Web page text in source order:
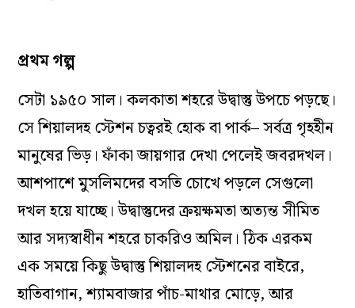
প্রথম গল্প
সেটা ১৯৫০ সাল। কলকাতা শহরে উদ্বাস্তু উপচে পড়ছে।
সে শিয়ালদহ স্টেশন চত্বরই হোক বা পার্ক– সর্বত্র গৃহহীন
মানুষের ভিড়। ফাঁকা জায়গার দেখা পেলেই জবরদখল।
আশপাশে মুসলিমদের বসতি চোখে পড়লে সেগুলো
দখল হয়ে যাচ্ছে। উদ্বাস্তুদের ক্রয়ক্ষমতা অত্যন্ত সীমিত
আর সদ্যস্বাধীন শহরে চাকরিও অমিল। ঠিক এরকম
এক সময়ে কিছু উদ্বাস্তু শিয়ালদহ স্টেশনের বাইরে,
হাতিবাগান, শ্যামবাজার পাঁচ-মাথার মোড়ে, আর